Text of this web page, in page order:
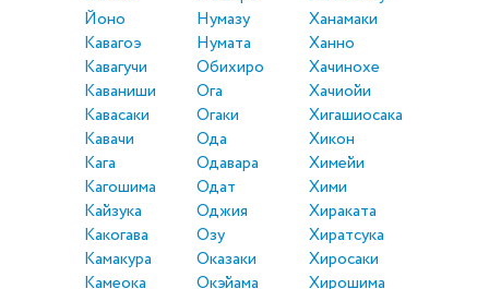
Йоно
Кавагоэ
Кавагучи
Каваниши
Кавасаки
Кавачи
Кага
Кагошима
Кайзука
Какогава
Камакура
Камеока
Нумазу
Нумата
Обихиро
Ога
Огаки
Ода
Одавара
Одат
Оджия
Озу
Оказаки
Окэйама
Ханамаки
Ханно
Хачинохе
Хачиойи
Хигашиосака
Хикон
Химейи
Хими
Хираката
Хиратсука
Хиросаки
Хирошима